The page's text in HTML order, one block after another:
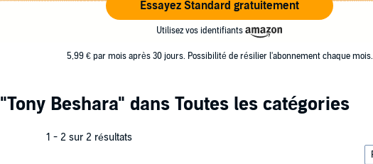
Essayez Standard gratuitement
Utilisez vos identifiants
5,99 € par mois après 30 jours. Possibilité de résilier l'abonnement chaque mois.
"Tony Beshara" dans Toutes les catégories
1 - 2 sur 2 résultats